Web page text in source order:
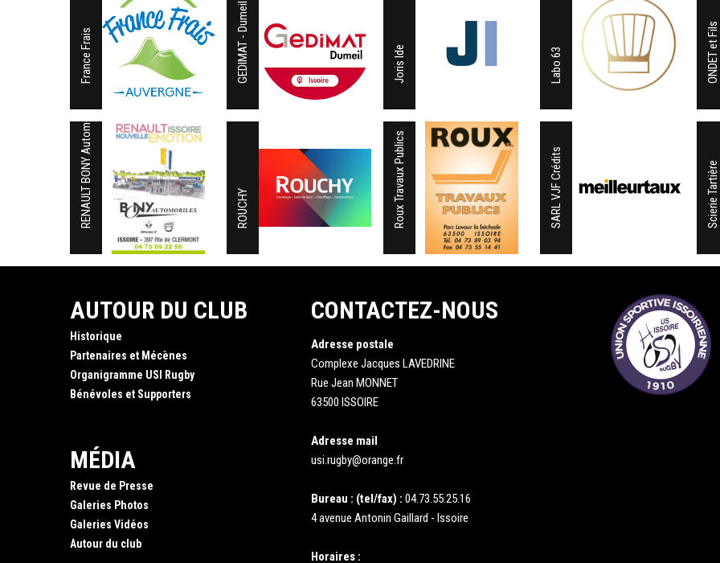
France Frais GEDIMAT - Dumeil Joris Ide Labo 63 ONDET et Fils
RENAULT BONY Automobiles Issoire ROUCHY Roux Travaux Publics SARL VJF Crédits Scierie Tartière
AUTOUR DU CLUB
Historique
Partenaires et Mécènes
Organigramme USI Rugby
Bénévoles et Supporters
MÉDIA
Revue de Presse
Galeries Photos
Galeries Vidéos
Autour du club
CONTACTEZ-NOUS
Adresse postale
Complexe Jacques LAVEDRINE
Rue Jean MONNET
63500 ISSOIRE
Adresse mail
usi.rugby@orange.fr
Bureau : (tel/fax) : 04.73.55.25.16
4 avenue Antonin Gaillard - Issoire
Horaires :